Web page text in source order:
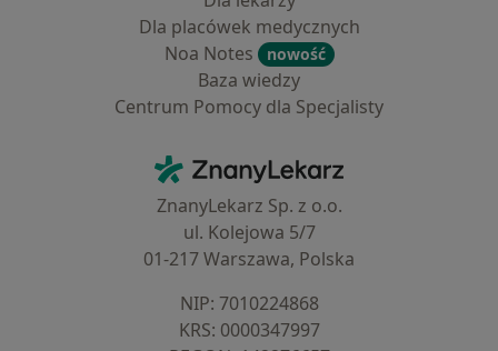
Dla placówek medycznych
Noa Notes
nowość
Baza wiedzy
Centrum Pomocy dla Specjalisty
ZnanyLekarz - Strona główna
ZnanyLekarz Sp. z o.o.
ul. Kolejowa 5/7
01-217 Warszawa, Polska
NIP: ⁠7010224868
KRS: ⁠0000347997